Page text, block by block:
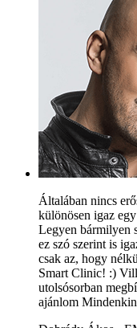
Általában nincs
különösen igaz
Legyen bármilyen
ez szó szerint is
csak az, hogy
Smart Clinic! :)
utolsósorban
ajánlom